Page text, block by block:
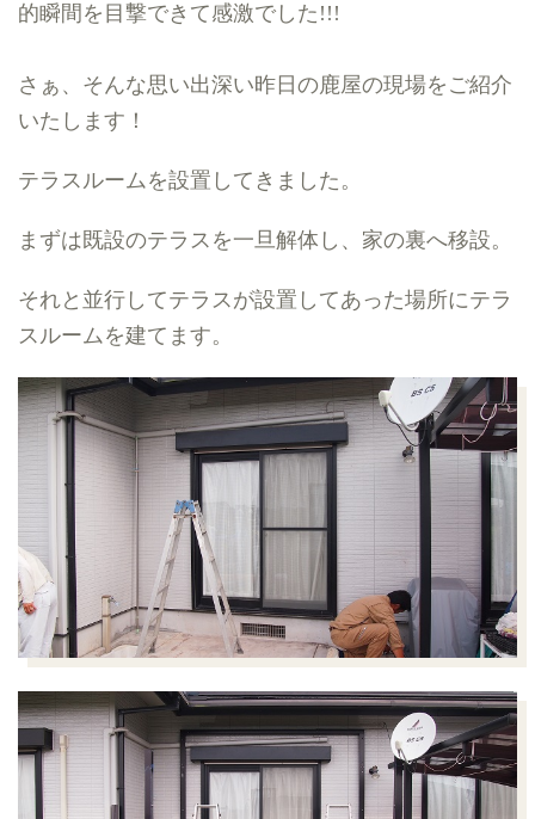
的瞬間を目撃できて感激でした !!!
さぁ、そんな思い出深い昨日の鹿屋の現場をご紹介
いたします！
テラスルームを設置してきました。
まずは既設のテラスを一旦解体し、家の裏へ移設。
それと並行してテラスが設置してあった場所にテラ
スルームを建てます。